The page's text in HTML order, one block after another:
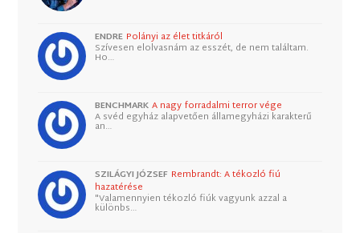
ENDRE Polányi az élet titkáról
Szívesen elolvasnám az esszét, de nem találtam.
Ho…
BENCHMARK A nagy forradalmi terror vége
A svéd egyház alapvetően államegyházi karakterű
an…
SZILÁGYI JÓZSEF Rembrandt: A tékozló fiú
hazatérése
"Valamennyien tékozló fiúk vagyunk azzal a
különbs…